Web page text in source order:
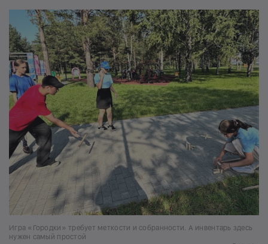
Игра «Городки» требует меткости и собранности. А инвентарь здесь
нужен самый простой